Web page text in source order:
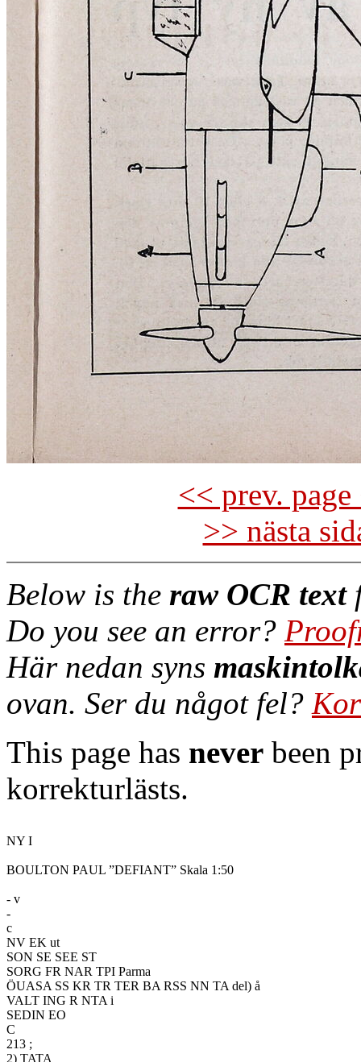
<< prev.
>> nästa
Below is the raw OCR text
Do you see an error?
Här nedan syns
ovan. Ser du något fel?
This page has never been
korrekturlästs.
NY I
BOULTON PAUL ”DEFIANT” Skala 1:50
- v
-
c
NV EK ut
SON SE SEE ST
SORG FR NAR TPI Parma
ÖUASA SS KR TR TER BA RSS NN TA del) å
VALT ING R NTA i
SEDIN EO
C
213 ;
2) TATA